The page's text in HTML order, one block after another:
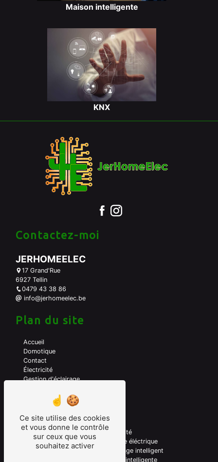
Maison intelligente
KNX
Contactez-moi
JERHOMEELEC
17 Grand'Rue
6927 Tellin
0479 43 38 86
info@jerhomeelec.be
Plan du site
Accueil
Domotique
Contact
Électricité
Gestion d'éclairage
Mes prestations
Domotique
Electricien domotique
Borne de recharge
Electricité
Véhicule éléctrique
Chauffage intelligent
Maison intelligente
Ce site utilise des cookies
et vous donne le contrôle
sur ceux que vous
souhaitez activer